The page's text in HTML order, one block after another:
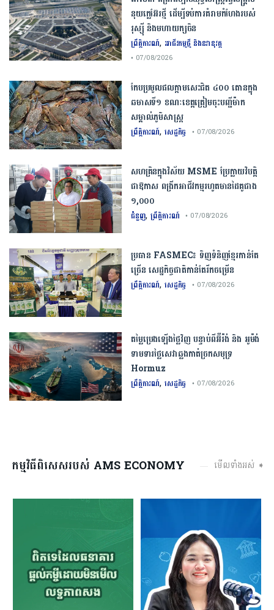
នុយក្លេអ៊ែរ​ថ្មី ដើម្បីទប់ការគំរាមកំហែងរបស់​
រុស្ស៊ី និងមហាយក្សចិន
ព្រឹត្តិការណ៍, អាជីវកម្មថ្មី និងនវានុវត្ត
• 07/08/2026
កែប​ប្រមូល​ផល​ក្តាម​សេះ​ជិត​ ​៤០០ ​តោន​ក្នុង​
ឆមាស​ទី​១​ ​ខណៈ​ខេត្ត​ត្រៀម​ចុះបញ្ជី​ម៉ាក​
សម្គាល់​ភូមិសាស្ត្រ​
ព្រឹត្តិការណ៍, សេដ្ឋកិច្ច • 07/08/2026
សហគ្រិនក្នុងវិស័យ MSME ប្រែក្លាយវិបត្តិ
ជាឱកាស ពង្រីកអាជីវកម្មរហូតមានដៃគូជាង
១,០០០
ជំនួញ,ព្រឹត្តិការណ៍ • 07/08/2026
ប្រធាន​​ ​FASMEC​៖​ ​ទិញ​ទំនិញ​ខ្មែរ​កាន់តែ​
ច្រើន​ ​សេដ្ឋកិច្ច​ជាតិ​កាន់តែ​រីកចម្រើន​
ព្រឹត្តិការណ៍, សេដ្ឋកិច្ច • 07/08/2026
តម្លៃប្រេងឡើងថ្លៃវិញ បន្ទាប់ពីអ៊ីរ៉ង់ និង អូម៉ង់
ទាមទារថ្លៃសេវាឆ្លងកាត់ច្រកសមុទ្រ
Hormuz
ព្រឹត្តិការណ៍, សេដ្ឋកិច្ច • 07/08/2026
កម្មវិធីពិសេសរបស់ AMS ECONOMY មើលទាំងអស់ ➧